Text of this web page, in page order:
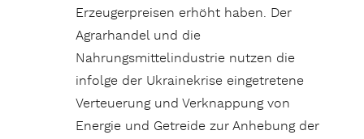
Erzeugerpreisen erhöht haben. Der
Agrarhandel und die
Nahrungsmittelindustrie nutzen die
infolge der Ukrainekrise eingetretene
Verteuerung und Verknappung von
Energie und Getreide zur Anhebung der